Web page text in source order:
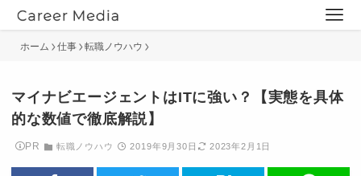
ホーム 仕事 転職ノウハウ
マイナビエージェントはITに強い？【実態を具体
的な数値で徹底解説】
PR 転職ノウハウ 2019年9月30日 2023年2月1日